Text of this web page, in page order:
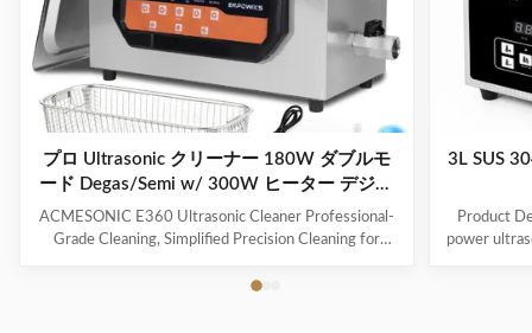
プロ Ultrasonic クリーナー 180W ダブルモ
ード Degas/Semi w/ 300W ヒーター デジタ
ルタイマー ジュエリー ツール 眼鏡 玩具
ACMESONIC E360 Ultrasonic Cleaner Professional-
Grade Cleaning, Simplified Precision Cleaning for
Cleaner combines 180W ultrasonic power and dual-
3L SUS
Product
power